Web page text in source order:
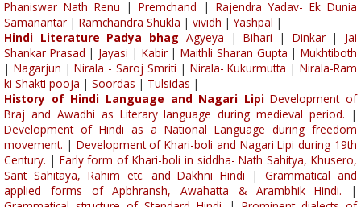
Phaniswar Nath Renu |Premchand | Rajendra Yadav- Ek Dunia
Samanantar | Ramchandra Shukla | vividh |Yashpal |
Hindi Literature Padya bhag Agyeya |Bihari | Dinkar| Jai
Shankar Prasad | Jayasi | Kabir|Maithli Sharan Gupta |Mukhtiboth
| Nagarjun |Nirala - Saroj Smriti | Nirala- Kukurmutta |Nirala-Ram
ki Shakti pooja | Soordas | Tulsidas |
History of Hindi Language and Nagari Lipi Development of
Braj and Awadhi as Literary language during medieval period. |
Development of Hindi as a National Language during freedom
movement. | Development of Khari-boli and Nagari Lipi during 19th
Century. | Early form of Khari-boli in siddha- Nath Sahitya, Khusero,
Sant Sahitaya, Rahim etc. and Dakhni Hindi |Grammatical and
applied forms of Apbhransh, Awahatta & Arambhik Hindi. |